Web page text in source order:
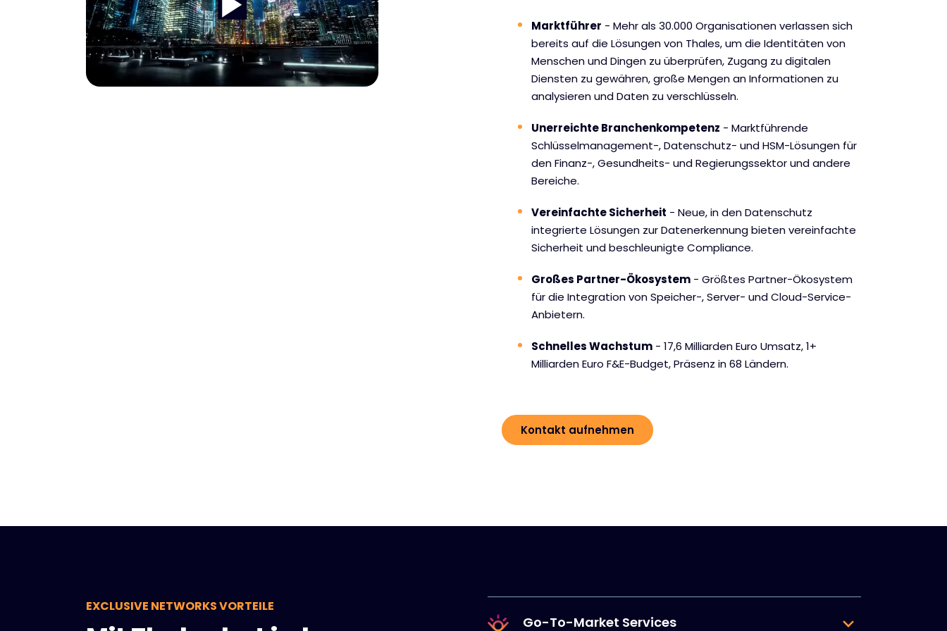
Marktführer - Mehr als 30.000 Organisationen verlassen sich
bereits auf die Lösungen von Thales, um die Identitäten von
Menschen und Dingen zu überprüfen, Zugang zu digitalen
Diensten zu gewähren, große Mengen an Informationen zu
analysieren und Daten zu verschlüsseln.
Unerreichte Branchenkompetenz - Marktführende
Schlüsselmanagement-, Datenschutz- und HSM-Lösungen für
den Finanz-, Gesundheits- und Regierungssektor und andere
Bereiche.
Vereinfachte Sicherheit - Neue, in den Datenschutz
integrierte Lösungen zur Datenerkennung bieten vereinfachte
Sicherheit und beschleunigte Compliance.
Großes Partner-Ökosystem - Größtes Partner-Ökosystem
für die Integration von Speicher-, Server- und Cloud-Service-
Anbietern.
Schnelles Wachstum - 17,6 Milliarden Euro Umsatz, 1+
Milliarden Euro F&E-Budget, Präsenz in 68 Ländern.
Kontakt aufnehmen
EXCLUSIVE NETWORKS VORTEILE
Go-To-Market Services